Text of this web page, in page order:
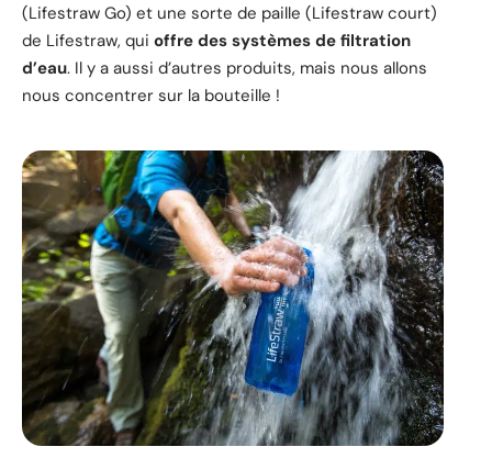
(Lifestraw Go) et une sorte de paille (Lifestraw court)
de Lifestraw, qui offre des systèmes de filtration
d’eau. Il y a aussi d’autres produits, mais nous allons
nous concentrer sur la bouteille !